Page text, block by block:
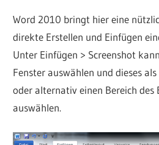
Word 2010 bringt hier eine
direkte Erstellen und Einfügen
Unter Einfügen > Screenshot
Fenster auswählen und dieses
oder alternativ einen Bereich des
auswählen.